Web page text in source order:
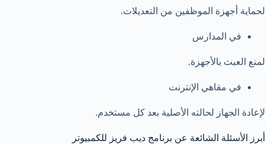
لحماية أجهزة الموظفين من التعديلات.
في المدارس
لمنع العبث بالأجهزة.
في مقاهي الإنترنت
لإعادة الجهاز لحالته الأصلية بعد كل مستخدم.
أبرز الأسئلة الشائعة عن برنامج ديب فريز للكمبيوتر